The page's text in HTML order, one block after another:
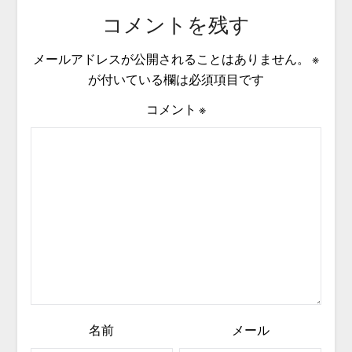
コメントを残す
メールアドレスが公開されることはありません。
※
が付いている欄は必須項目です
コメント ※
名前 メール